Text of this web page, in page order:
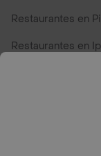
Restaurantes en
Restaurantes en
Top Marcas y
Restaurantes